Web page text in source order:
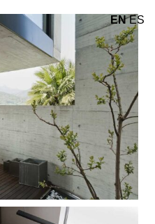
EN ES